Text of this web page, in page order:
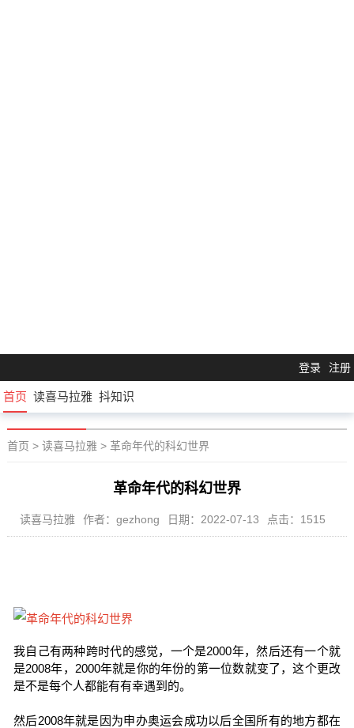
登录 注册
首页 读喜马拉雅 抖知识
首页 > 读喜马拉雅> 革命年代的科幻世界
革命年代的科幻世界
读喜马拉雅 作者：gezhong 日期：2022-07-13 点击：1515
我自己有两种跨时代的感觉，一个是2000年，然后还有一个就
是2008年，2000年就是你的年份的第一位数就变了，这个更改
是不是每个人都能有有幸遇到的。
然后2008年就是因为申办奥运会成功以后全国所有的地方都在